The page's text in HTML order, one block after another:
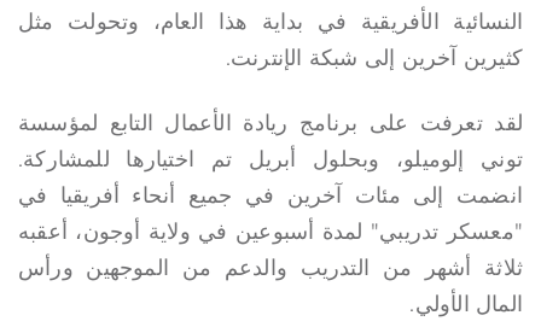
النسائية الأفريقية في بداية هذا العام، وتحولت مثل
كثيرين آخرين إلى شبكة الإنترنت.
لقد تعرفت على برنامج ريادة الأعمال التابع لمؤسسة
توني إلوميلو، وبحلول أبريل تم اختيارها للمشاركة.
انضمت إلى مئات آخرين في جميع أنحاء أفريقيا في
"معسكر تدريبي" لمدة أسبوعين في ولاية أوجون، أعقبه
ثلاثة أشهر من التدريب والدعم من الموجهين ورأس
المال الأولي.